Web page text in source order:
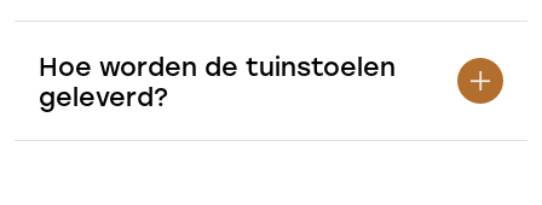
Hoe worden de tuinstoelen
geleverd?